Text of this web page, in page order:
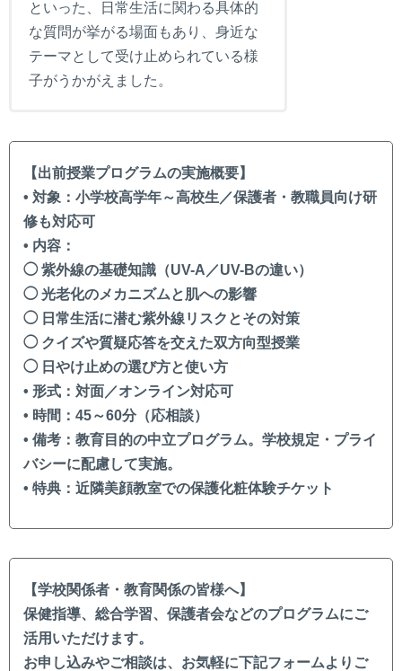
といった、日常生活に関わる具体的
な質問が挙がる場面もあり、身近な
テーマとして受け止められている様
子がうかがえました。
【出前授業プログラムの実施概要】
• 対象：小学校高学年～高校生／保護者・教職員向け研
修も対応可
• 内容：
◯ 紫外線の基礎知識（UV-A／UV-Bの違い）
◯ 光老化のメカニズムと肌への影響
◯ 日常生活に潜む紫外線リスクとその対策
◯ クイズや質疑応答を交えた双方向型授業
◯ 日やけ止めの選び方と使い方
• 形式：対面／オンライン対応可
• 時間：45～60分（応相談）
• 備考：教育目的の中立プログラム。学校規定・プライ
バシーに配慮して実施。
• 特典：近隣美顔教室での保護化粧体験チケット
【学校関係者・教育関係の皆様へ】
保健指導、総合学習、保護者会などのプログラムにご
活用いただけます。
お申し込みやご相談は、お気軽に下記フォームよりご